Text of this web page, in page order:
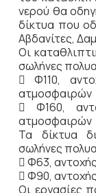
νερού θα
δίκτυα που
Αβδανίτες,
Οι
σωλήνες
 Φ110,
ατμοσφαιρών
 Φ160,
ατμοσφαιρών
Τα δίκτυα
σωλήνες
 Φ63,
 Φ90,
Οι εργασίες